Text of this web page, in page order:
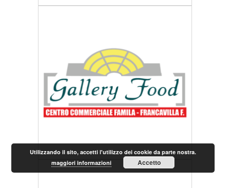
Utilizzando il sito, accetti l'utilizzo dei cookie da parte nostra.
maggiori informazioni
Accetto